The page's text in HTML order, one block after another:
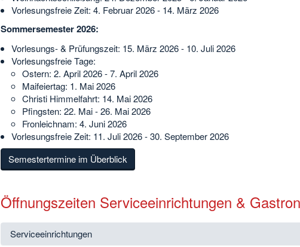
Vorlesungsfreie Zeit: 4. Februar 2026 - 14. März 2026
Sommersemester 2026:
Vorlesungs- & Prüfungszeit: 15. März 2026 - 10. Juli 2026
Vorlesungsfreie Tage:
Ostern: 2. April 2026 - 7. April 2026
Maifeiertag: 1. Mai 2026
Christi Himmelfahrt: 14. Mai 2026
Pfingsten: 22. Mai - 26. Mai 2026
Fronleichnam: 4. Juni 2026
Vorlesungsfreie Zeit: 11. Juli 2026 - 30. September 2026
Semestertermine im Überblick
Öffnungszeiten Serviceeinrichtungen &
Serviceeinrichtungen